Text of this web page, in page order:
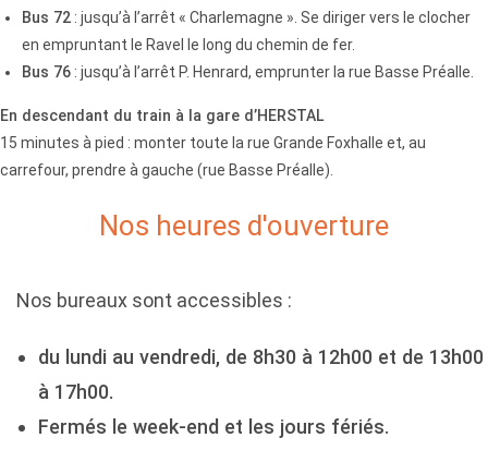
Bus 72 : jusqu’à l’arrêt « Charlemagne ». Se diriger vers le clocher
en empruntant le Ravel le long du chemin de fer.
Bus 76 : jusqu’à l’arrêt P. Henrard, emprunter la rue Basse Préalle.
En descendant du train à la gare d’HERSTAL
15 minutes à pied : monter toute la rue Grande Foxhalle et, au
carrefour, prendre à gauche (rue Basse Préalle).
Nos heures d'ouverture
Nos bureaux sont accessibles :
du lundi au vendredi, de 8h30 à 12h00 et de 13h00
à 17h00.
Fermés le week-end et les jours fériés.